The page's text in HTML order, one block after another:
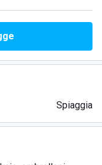
Spiaggia